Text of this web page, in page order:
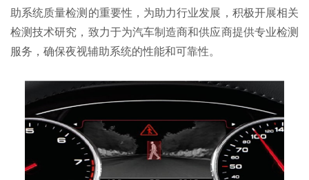
助系统质量检测的重要性，为助力行业发展，积极开展相关
检测技术研究，致力于为汽车制造商和供应商提供专业检测
服务，确保夜视辅助系统的性能和可靠性。